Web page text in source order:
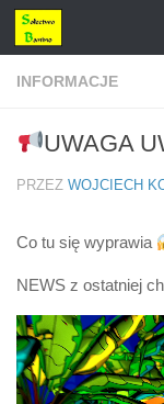
Przejdź do treści
INFORMACJE
UWAGA
PRZEZ WOJCIECH
Co tu się wyprawia
NEWS z ostatniej